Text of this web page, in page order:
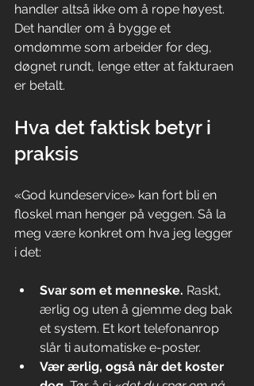
handler altså ikke om å rope høyest.
Det handler om å bygge et
omdømme som arbeider for deg,
døgnet rundt, lenge etter at fakturaen
er betalt.
Hva det faktisk betyr i
praksis
«God kundeservice» kan fort bli en
floskel man henger på veggen. Så la
meg være konkret om hva jeg legger
i det:
Svar som et menneske. Raskt,
ærlig og uten å gjemme deg bak
et system. Et kort telefonanrop
slår ti automatiske e-poster.
Vær ærlig, også når det koster